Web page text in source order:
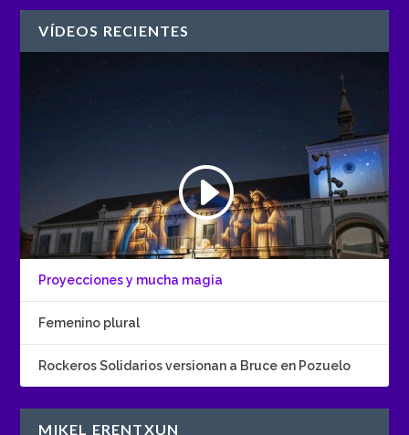
VÍDEOS RECIENTES
Proyecciones y mucha magia
Femenino plural
Rockeros Solidarios versionan a Bruce en Pozuelo
MIKEL ERENTXUN